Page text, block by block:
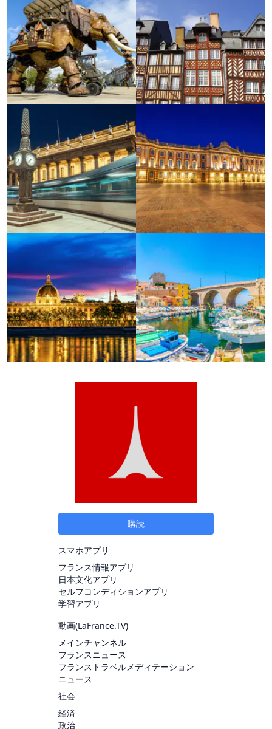
購読
スマホアプリ
フランス情報アプリ
日本文化アプリ
セルフコンディションアプリ
学習アプリ
動画(LaFrance.TV)
メインチャンネル
フランスニュース
フランストラベルメディテーション
ニュース
社会
経済
政治